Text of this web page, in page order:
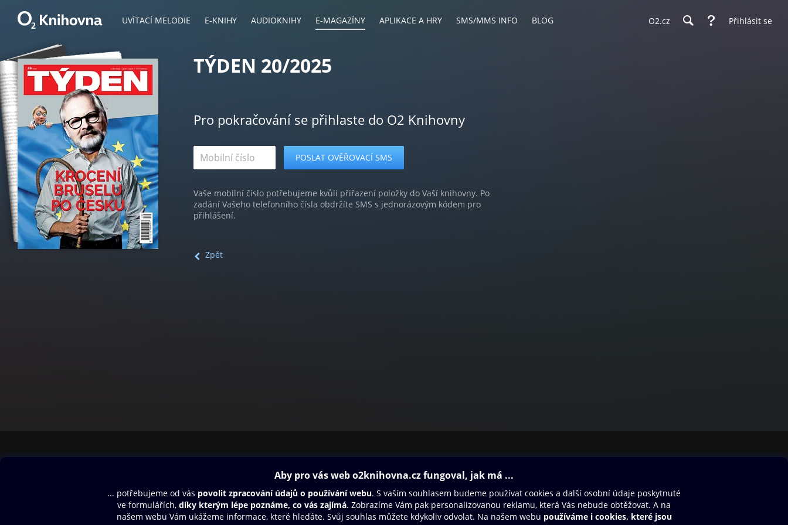
UVÍTACÍ MELODIE E-KNIHY AUDIOKNIHY E-MAGAZÍNY APLIKACE A HRY SMS/MMS INFO BLOG O2.cz Přihlásit se
TÝDEN 20/2025
Pro pokračování se přihlaste do O2 Knihovny
Vaše mobilní číslo potřebujeme kvůli přiřazení položky do Vaší knihovny. Po
zadání Vašeho telefonního čísla obdržíte SMS s jednorázovým kódem pro
přihlášení.
Zpět
Aplikace a hry
SMS/MMS Info
Blog
Dárkový poukaz
Nápověda
Oneplay Originály
Sport